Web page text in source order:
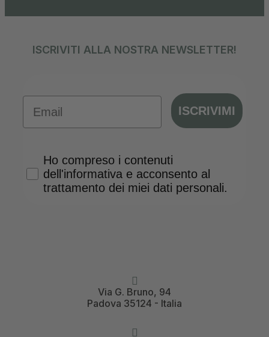
ISCRIVITI ALLA NOSTRA NEWSLETTER!
ISCRIVIMI
Privacy Policy
Ho compreso i contenuti
dell'informativa e acconsento al
trattamento dei miei dati personali.
Via G. Bruno, 94
Padova 35124 - Italia